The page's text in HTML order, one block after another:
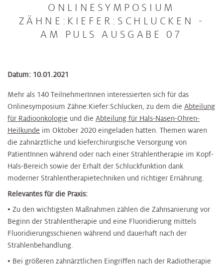
ONLINESYMPOSIUM
ZÄHNE:KIEFER:SCHLUCKEN -
AM PULS AUSGABE 07
Datum: 10.01.2021
Mehr als 140 TeilnehmerInnen interessierten sich für das
Onlinesymposium Zähne:Kiefer:Schlucken, zu dem die Abteilung
für Radioonkologie und die Abteilung für Hals-Nasen-Ohren-
Heilkunde im Oktober 2020 eingeladen hatten. Themen waren
die zahnärztliche und kieferchirurgische Versorgung von
PatientInnen während oder nach einer Strahlentherapie im Kopf-
Hals-Bereich sowie der Erhalt der Schluckfunktion dank
moderner Strahlentherapietechniken und richtiger Ernährung.
Relevantes für die Praxis:
• Zu den wichtigsten Maßnahmen zählen die Zahnsanierung vor
Beginn der Strahlentherapie und eine Fluoridierung mittels
Fluoridierungsschienen während und dauerhaft nach der
Strahlenbehandlung.
• Bei größeren zahnärztlichen Eingriffen nach der Radiotherapie